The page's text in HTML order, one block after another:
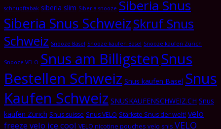
schnupftabak siberia slim Siberia snooze Siberia Snus
Siberia Snus SchweizSkruf Snus
Schweiz Snooze Basel Snooze kaufen Basel Snooze kaufen Zürich
Snooze VELO Snus am BilligstenSnus
Bestellen Schweiz Snus kaufen Basel Snus
Kaufen Schweiz SNUSKAUFENSCHWEIZ.CH Snus
kaufen Zürich Snus suisse Snus VELO Stärkste Snus der welt! velo
freeze velo ice cool VELO nicotine pouches velo snis VELO